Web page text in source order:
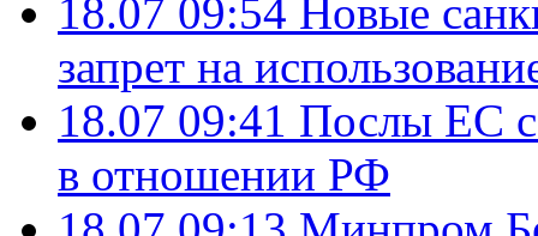
18.07 09:54 Новые
запрет на
18.07 09:41 Послы ЕС
в отношении РФ